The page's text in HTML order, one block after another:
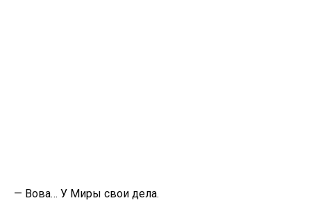
— Вова… У Миры свои дела.